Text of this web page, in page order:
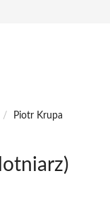
/
Piotr Krupa